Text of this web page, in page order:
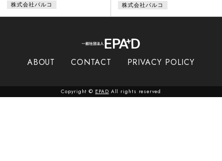
家のおかしくも、せつない家族愛
を描く。
株式会社パルコ
家のおかしくも、せつない家族愛
を描く。
株式会社パルコ
ABOUT CONTACT PRIVACY POLICY
Copyright © EPAD All rights reserved